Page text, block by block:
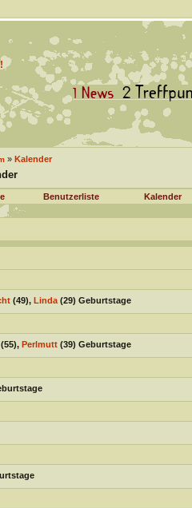
» Kalender
Benutzerliste Kalender
(49), Linda(29) Geburtstage
Perlmutt(39) Geburtstage